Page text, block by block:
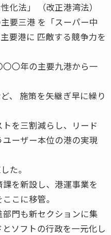
化法」 （改正港湾法）
要三港 を「スーパー中
要港に 匹敵する競争力を
〇年の主要九港から一
、 施策を矢継ぎ早に繰り
を三割減らし、リード
ーザー本位の港の実現
た。
を新設し、港運事業を
こに移管。
門も新セクションに集
ソフトの行政を一元化し